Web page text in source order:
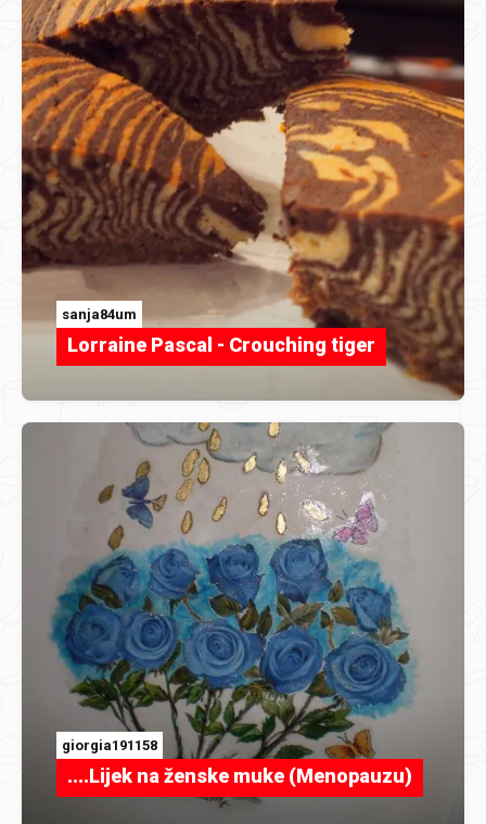
sanja84um
Lorraine Pascal - Crouching tiger
giorgia191158
....Lijek na ženske muke (Menopauzu)